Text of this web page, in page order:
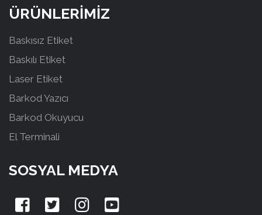
ÜRÜNLERİMİZ
Baskısız Etiket
Baskılı Etiket
Laser Etiket
Barkod Yazıcı
Barkod Okuyucu
El Terminali
SOSYAL MEDYA